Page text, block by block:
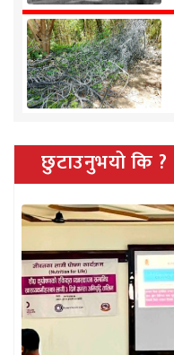
छुटाउनुभयो कि ?